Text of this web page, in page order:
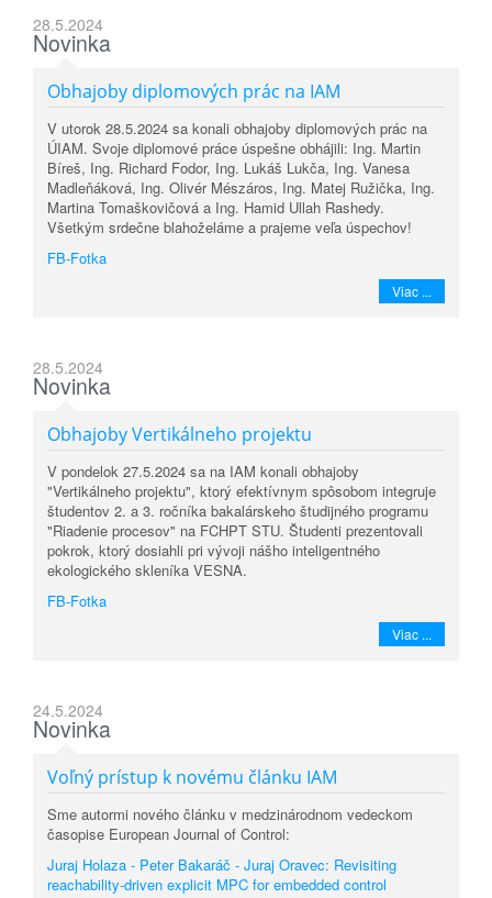
28.5.2024
Novinka
Obhajoby diplomových prác na IAM
V utorok 28.5.2024 sa konali obhajoby diplomových prác na
ÚIAM. Svoje diplomové práce úspešne obhájili: Ing. Martin
Bíreš, Ing. Richard Fodor, Ing. Lukáš Lukča, Ing. Vanesa
Madleňáková, Ing. Olivér Mészáros, Ing. Matej Ružička, Ing.
Martina Tomaškovičová a Ing. Hamid Ullah Rashedy.
Všetkým srdečne blahoželáme a prajeme veľa úspechov!
FB-Fotka
Viac ...
28.5.2024
Novinka
Obhajoby Vertikálneho projektu
V pondelok 27.5.2024 sa na IAM konali obhajoby
"Vertikálneho projektu", ktorý efektívnym spôsobom integruje
študentov 2. a 3. ročníka bakalárskeho študijného programu
"Riadenie procesov" na FCHPT STU. Študenti prezentovali
pokrok, ktorý dosiahli pri vývoji nášho inteligentného
ekologického skleníka VESNA.
FB-Fotka
Viac ...
24.5.2024
Novinka
Voľný prístup k novému článku IAM
Sme autormi nového článku v medzinárodnom vedeckom
časopise European Journal of Control:
Juraj Holaza - Peter Bakaráč - Juraj Oravec: Revisiting
reachability-driven explicit MPC for embedded control